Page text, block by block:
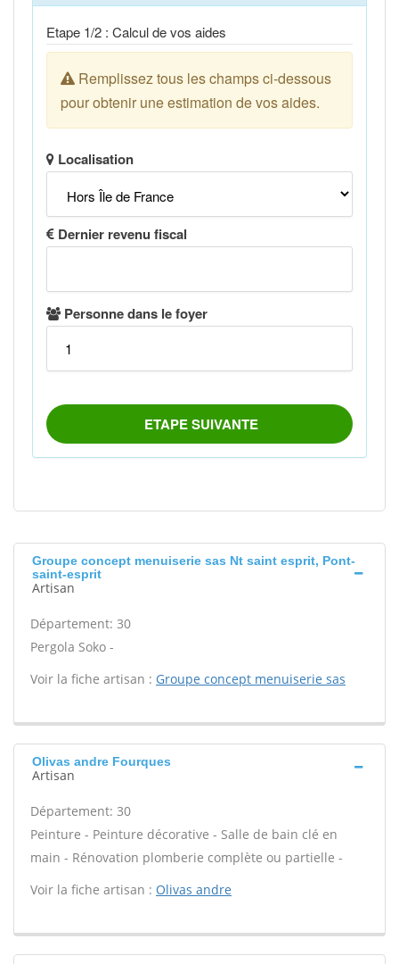
Groupe concept menuiserie sas Nt saint esprit, Pont-
saint-esprit
Artisan
Département: 30
Pergola Soko -
Voir la fiche artisan : Groupe concept menuiserie sas
Olivas andre Fourques
Artisan
Département: 30
Peinture - Peinture décorative - Salle de bain clé en
main - Rénovation plomberie complète ou partielle -
Voir la fiche artisan : Olivas andre